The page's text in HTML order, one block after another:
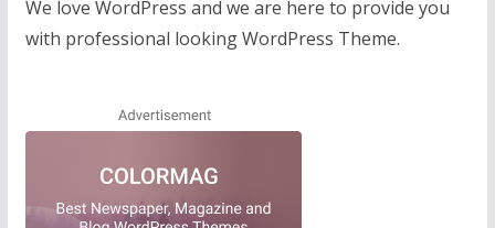
We love WordPress and we are here to provide you
with professional looking WordPress Theme.